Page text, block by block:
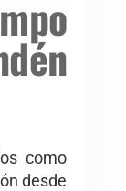
como
desde